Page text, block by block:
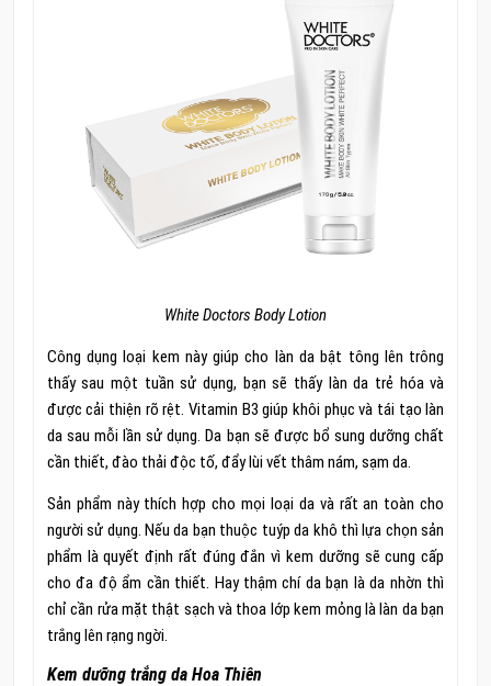
White Doctors Body Lotion
Công dụng loại kem này giúp cho làn da bật tông lên trông
thấy sau một tuần sử dụng, bạn sẽ thấy làn da trẻ hóa và
được cải thiện rõ rệt. Vitamin B3 giúp khôi phục và tái tạo làn
da sau mỗi lần sử dụng. Da bạn sẽ được bổ sung dưỡng chất
cần thiết, đào thải độc tố, đẩy lùi vết thâm nám, sạm da.
Sản phẩm này thích hợp cho mọi loại da và rất an toàn cho
người sử dụng. Nếu da bạn thuộc tuýp da khô thì lựa chọn sản
phẩm là quyết định rất đúng đắn vì kem dưỡng sẽ cung cấp
cho đa độ ẩm cần thiết. Hay thậm chí da bạn là da nhờn thì
chỉ cần rửa mặt thật sạch và thoa lớp kem mỏng là làn da bạn
trắng lên rạng ngời.
Kem dưỡng trắng da Hoa Thiên